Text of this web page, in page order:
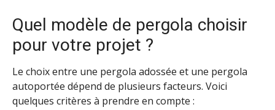
Quel modèle de pergola choisir
pour votre projet ?
Le choix entre une pergola adossée et une pergola
autoportée dépend de plusieurs facteurs. Voici
quelques critères à prendre en compte :